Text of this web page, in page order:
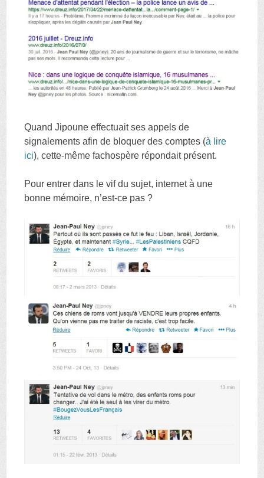
Quand Jipoune effectuait ses appels de
signalements afin de bloquer des comptes (à lire
ici), cette-même fachospère répondait présent.
Pour entrer dans le vif du sujet, internet à une
bonne mémoire, n’est-ce pas ?